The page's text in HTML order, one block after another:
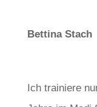
Bettina Stach
Ich trainiere